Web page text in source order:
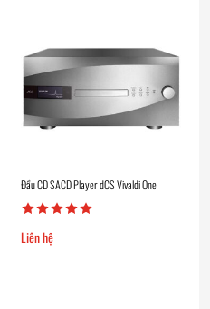
Đầu CD SACD Player dCS Vivaldi One
Liên hệ